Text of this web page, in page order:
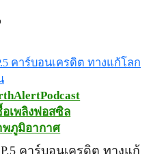
อเพลิงฟอสซิล
พภูมิอากาศ
คาร์บอนเครดิต ทางแก้